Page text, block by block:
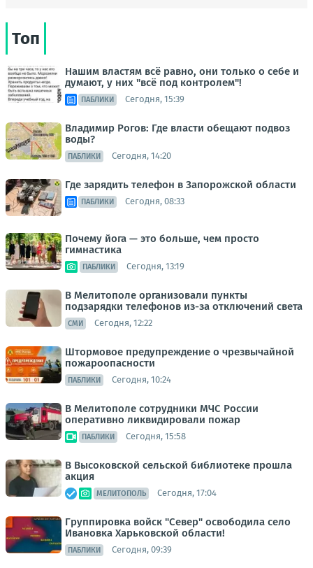
Топ
Нашим властям всё равно, они только о себе и
думают, у них "всё под контролем"!
ПАБЛИКИ Сегодня, 15:39
Владимир Рогов: Где власти обещают подвоз
воды?
ПАБЛИКИ Сегодня, 14:20
Где зарядить телефон в Запорожской области
ПАБЛИКИ Сегодня, 08:33
Почему йога — это больше, чем просто
гимнастика
ПАБЛИКИ Сегодня, 13:19
В Мелитополе организовали пункты
подзарядки телефонов из-за отключений света
СМИ Сегодня, 12:22
Штормовое предупреждение о чрезвычайной
пожароопасности
ПАБЛИКИ Сегодня, 10:24
В Мелитополе сотрудники МЧС России
оперативно ликвидировали пожар
ПАБЛИКИ Сегодня, 15:58
В Высоковской сельской библиотеке прошла
акция
МЕЛИТОПОЛЬ Сегодня, 17:04
Группировка войск "Север" освободила село
Ивановка Харьковской области!
ПАБЛИКИ Сегодня, 09:39